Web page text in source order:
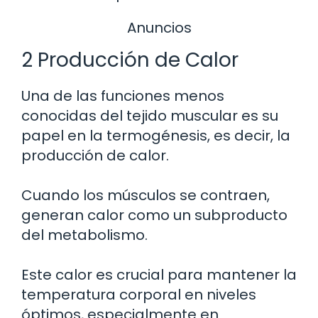
Anuncios
2 Producción de Calor
Una de las funciones menos
conocidas del tejido muscular es su
papel en la termogénesis, es decir, la
producción de calor.
Cuando los músculos se contraen,
generan calor como un subproducto
del metabolismo.
Este calor es crucial para mantener la
temperatura corporal en niveles